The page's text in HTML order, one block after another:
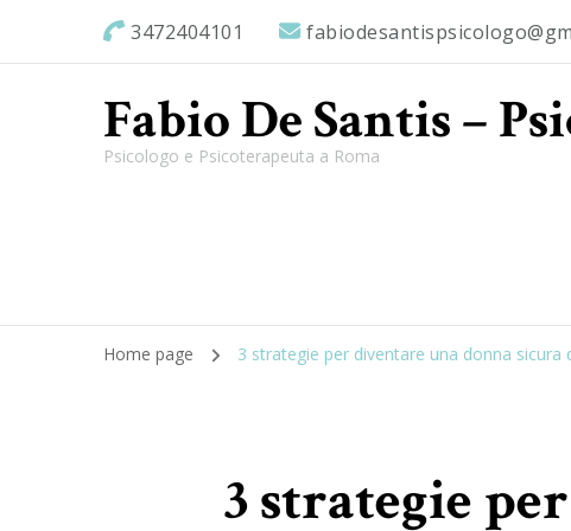
3472404101
Fabio De Santis –
Psicologo e Psicoterapeuta a Roma
Home page 3 strategie per diventare una donna sicura
3 strategie